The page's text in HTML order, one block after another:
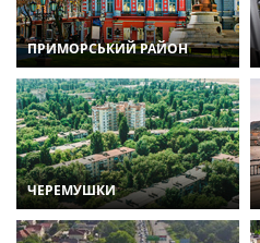
ПРИМОРСЬКИЙ РАЙОН
ЧЕРЕМУШКИ